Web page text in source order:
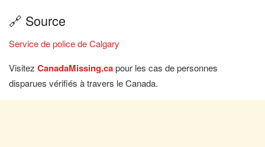
🔗 Source
Service de police de Calgary
Visitez CanadaMissing.capour les cas de personnes
disparues vérifiés à travers le Canada.